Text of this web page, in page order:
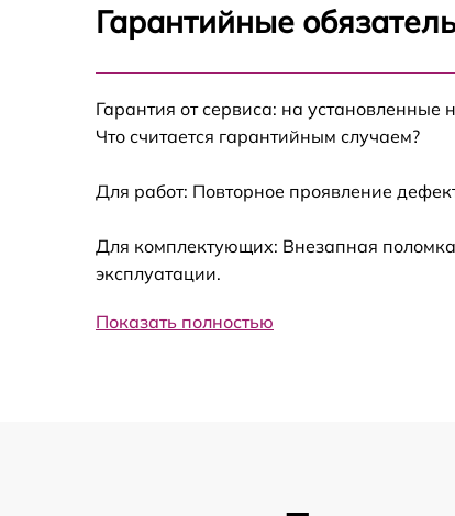
Замена зарядного порта Hiper Engine
Engine B52
Техническое обслуживание Hiper
Гарантийные
Гарантия от сервиса: на
Что считается гарантийным случаем?
Для работ: Повторное проявление
Для комплектующих: Внезапная
эксплуатации.
Показать полностью